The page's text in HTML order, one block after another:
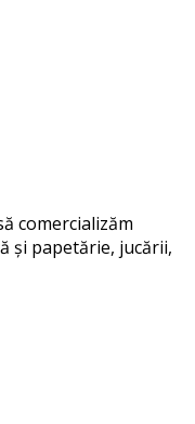
comercializăm
și papetărie, jucării,